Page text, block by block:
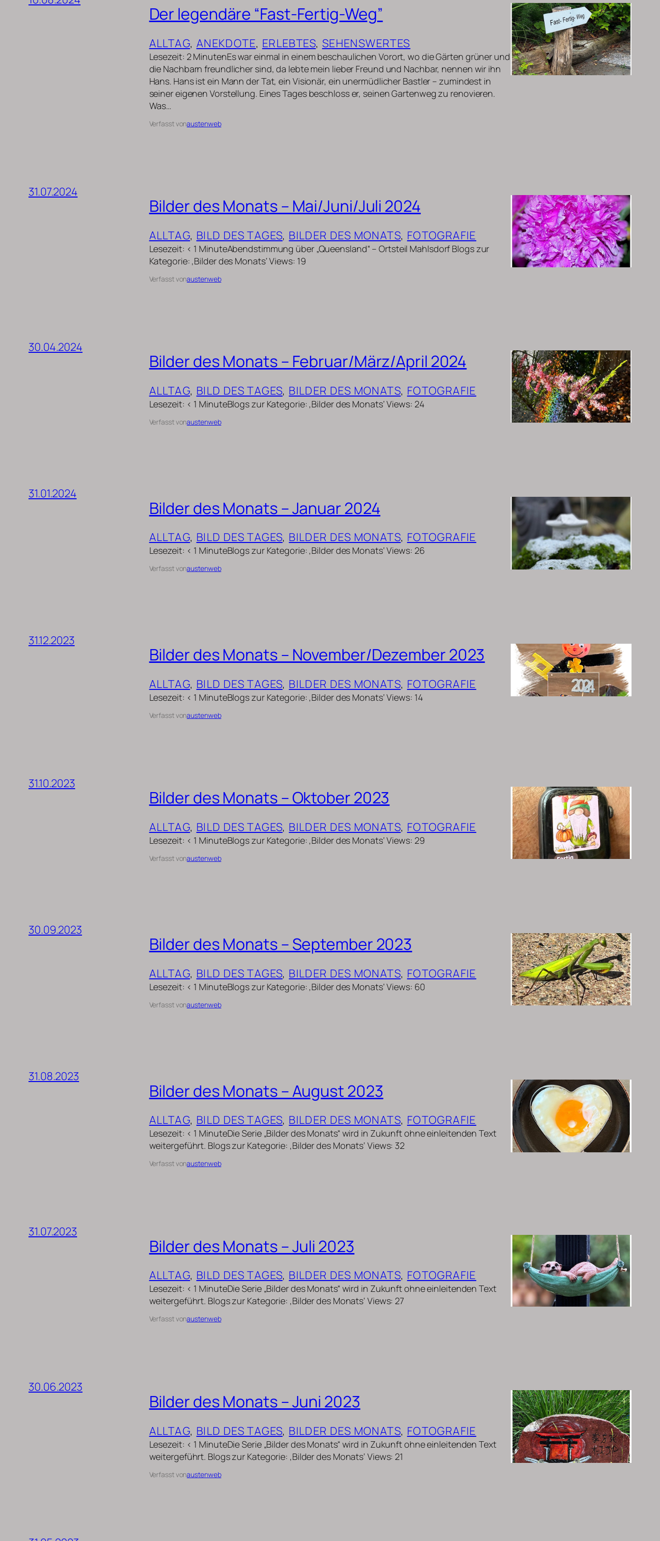
Der legendäre “Fast-Fertig-Weg”
ALLTAG, ANEKDOTE, ERLEBTES, SEHENSWERTES
Lesezeit: 2 MinutenEs war einmal in einem beschaulichen Vorort, wo die Gärten grüner und
die Nachbarn freundlicher sind, da lebte mein lieber Freund und Nachbar, nennen wir ihn
Hans. Hans ist ein Mann der Tat, ein Visionär, ein unermüdlicher Bastler – zumindest in
seiner eigenen Vorstellung. Eines Tages beschloss er, seinen Gartenweg zu renovieren.
Was…
Verfasst vonaustenweb
31.07.2024
Bilder des Monats – Mai/Juni/Juli 2024
ALLTAG, BILD DES TAGES, BILDER DES MONATS, FOTOGRAFIE
Lesezeit: < 1 MinuteAbendstimmung über „Queensland“ – Ortsteil Mahlsdorf Blogs zur
Kategorie: ‚Bilder des Monats‘ Views: 19
Verfasst vonaustenweb
30.04.2024
Bilder des Monats – Februar/März/April 2024
ALLTAG, BILD DES TAGES, BILDER DES MONATS, FOTOGRAFIE
Lesezeit: < 1 MinuteBlogs zur Kategorie: ‚Bilder des Monats‘ Views: 24
Verfasst vonaustenweb
31.01.2024
Bilder des Monats – Januar 2024
ALLTAG, BILD DES TAGES, BILDER DES MONATS, FOTOGRAFIE
Lesezeit: < 1 MinuteBlogs zur Kategorie: ‚Bilder des Monats‘ Views: 26
Verfasst vonaustenweb
31.12.2023
Bilder des Monats – November/Dezember 2023
ALLTAG, BILD DES TAGES, BILDER DES MONATS, FOTOGRAFIE
Lesezeit: < 1 MinuteBlogs zur Kategorie: ‚Bilder des Monats‘ Views: 14
Verfasst vonaustenweb
31.10.2023
Bilder des Monats – Oktober 2023
ALLTAG, BILD DES TAGES, BILDER DES MONATS, FOTOGRAFIE
Lesezeit: < 1 MinuteBlogs zur Kategorie: ‚Bilder des Monats‘ Views: 29
Verfasst vonaustenweb
30.09.2023
Bilder des Monats – September 2023
ALLTAG, BILD DES TAGES, BILDER DES MONATS, FOTOGRAFIE
Lesezeit: < 1 MinuteBlogs zur Kategorie: ‚Bilder des Monats‘ Views: 60
Verfasst vonaustenweb
31.08.2023
Bilder des Monats – August 2023
ALLTAG, BILD DES TAGES, BILDER DES MONATS, FOTOGRAFIE
Lesezeit: < 1 MinuteDie Serie „Bilder des Monats“ wird in Zukunft ohne einleitenden Text
weitergeführt. Blogs zur Kategorie: ‚Bilder des Monats‘ Views: 32
Verfasst vonaustenweb
31.07.2023
Bilder des Monats – Juli 2023
ALLTAG, BILD DES TAGES, BILDER DES MONATS, FOTOGRAFIE
Lesezeit: < 1 MinuteDie Serie „Bilder des Monats“ wird in Zukunft ohne einleitenden Text
weitergeführt. Blogs zur Kategorie: ‚Bilder des Monats‘ Views: 27
Verfasst vonaustenweb
30.06.2023
Bilder des Monats – Juni 2023
ALLTAG, BILD DES TAGES, BILDER DES MONATS, FOTOGRAFIE
Lesezeit: < 1 MinuteDie Serie „Bilder des Monats“ wird in Zukunft ohne einleitenden Text
weitergeführt. Blogs zur Kategorie: ‚Bilder des Monats‘ Views: 21
Verfasst vonaustenweb